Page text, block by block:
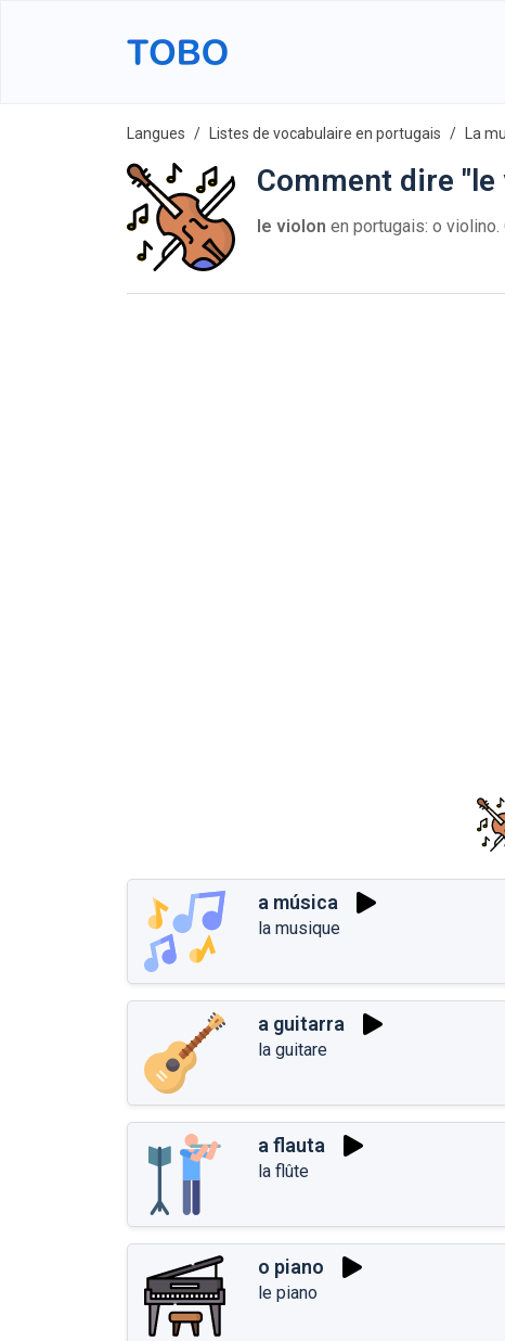
Langues Listes de vocabulaire en portugais La
Comment dire
le violon en portugais: o
a música
la musique
a guitarra
la guitare
a flauta
la flûte
o piano
le piano